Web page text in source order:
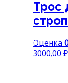
Трос
Оценка 0
3000,00 ₽